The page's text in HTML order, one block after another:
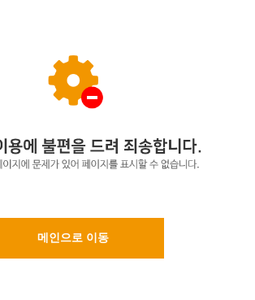
메인으로 이동